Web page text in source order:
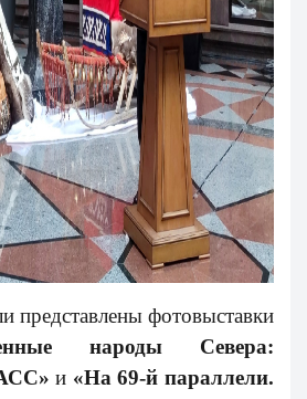
представлены фотовыставки
народы Севера:
и «На 69-й параллели.